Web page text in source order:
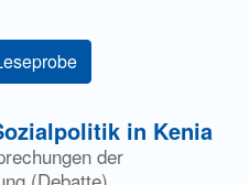
oder durch Zahlung einer
in Kenia
der